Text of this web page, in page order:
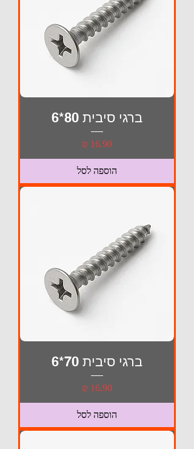
ברגי סיבית 80*6
מחיר
הוספה לסל
ברגי סיבית 70*6
מחיר
הוספה לסל